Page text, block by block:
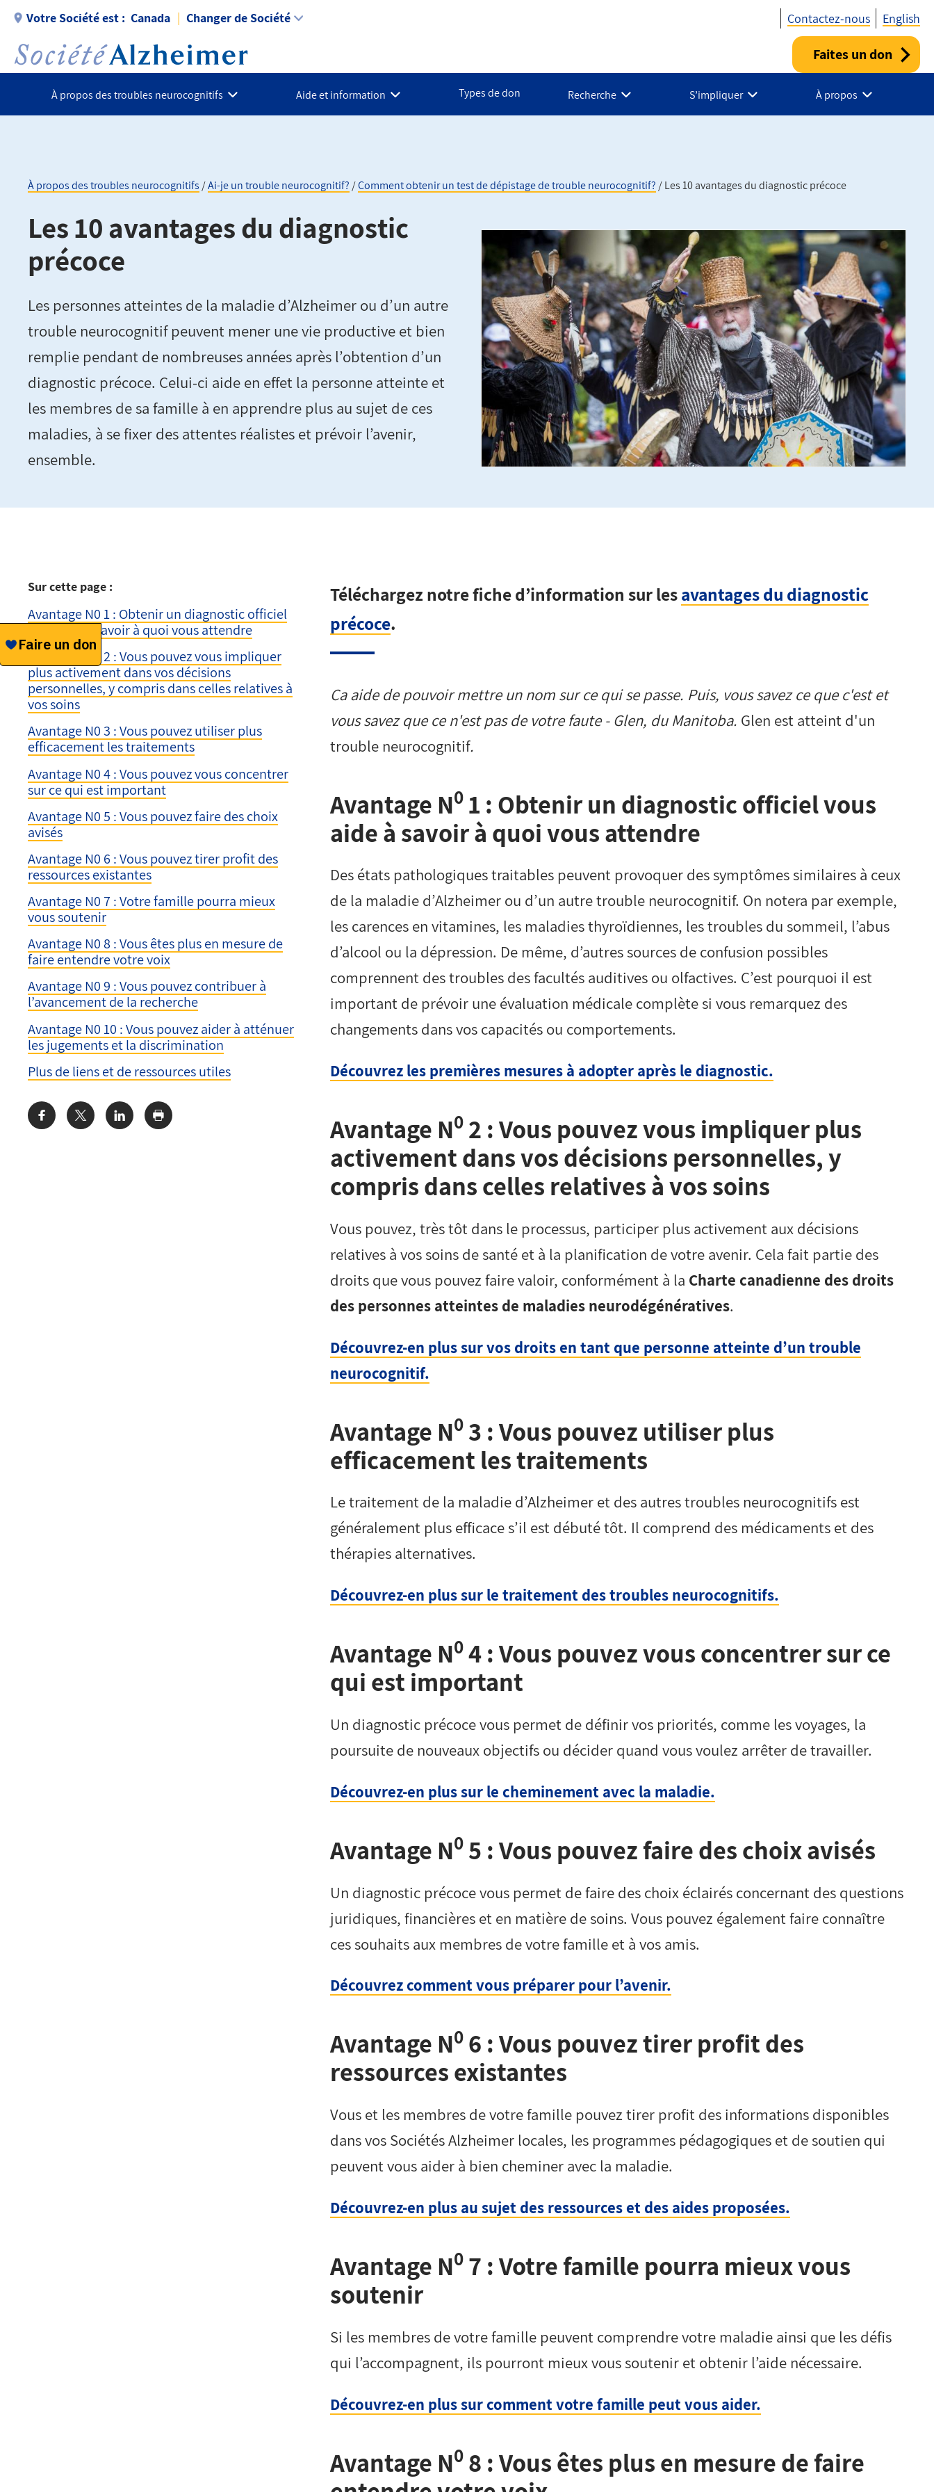
contenu
principal
Votre Société est : Canada Changer de Société
Utility
Fr
Canada
Contactez-nous English
Faites un don
À propos des troubles neurocognitifs Aide et information Types de don Recherche S’impliquer À propos
Fil
d'Ariane
À propos des troubles neurocognitifs Ai-je un trouble neurocognitif? Comment obtenir un test de dépistage de trouble neurocognitif? Les 10 avantages du diagnostic précoce
Les 10 avantages du diagnostic
précoce
Les personnes atteintes de la maladie d’Alzheimer ou d’un autre
trouble neurocognitif peuvent mener une vie productive et bien
remplie pendant de nombreuses années après l’obtention d’un
diagnostic précoce. Celui-ci aide en effet la personne atteinte et
les membres de sa famille à en apprendre plus au sujet de ces
maladies, à se fixer des attentes réalistes et prévoir l’avenir,
ensemble.
Téléchargez notre fiche d’information sur lesavantages du diagnostic
précoce.
Ça aide de pouvoir mettre un nom sur ce qui se passe. Puis, vous savez ce que c'est et
vous savez que ce n'est pas de votre faute - Glen, du Manitoba. Glen est atteint d'un
trouble neurocognitif.
Avantage N0 1 : Obtenir un diagnostic officiel vous
aide à savoir à quoi vous attendre
Des états pathologiques traitables peuvent provoquer des symptômes similaires à ceux
de la maladie d’Alzheimer ou d’un autre trouble neurocognitif. On notera par exemple,
les carences en vitamines, les maladies thyroïdiennes, les troubles du sommeil, l’abus
d’alcool ou la dépression. De même, d’autres sources de confusion possibles
comprennent des troubles des facultés auditives ou olfactives. C’est pourquoi il est
important de prévoir une évaluation médicale complète si vous remarquez des
changements dans vos capacités ou comportements.
Découvrez les premières mesures à adopter après le diagnostic.
Avantage N0 2 : Vous pouvez vous impliquer plus
activement dans vos décisions personnelles, y
compris dans celles relatives à vos soins
Vous pouvez, très tôt dans le processus, participer plus activement aux décisions
relatives à vos soins de santé et à la planification de votre avenir. Cela fait partie des
droits que vous pouvez faire valoir, conformément à la Charte canadienne des droits
des personnes atteintes de maladies neurodégénératives.
Découvrez-en plus sur vos droits en tant que personne atteinte d’un trouble
neurocognitif.
Avantage N0 3 : Vous pouvez utiliser plus
efficacement les traitements
Le traitement de la maladie d’Alzheimer et des autres troubles neurocognitifs est
généralement plus efficace s’il est débuté tôt. Il comprend des médicaments et des
thérapies alternatives.
Découvrez-en plus sur le traitement des troubles neurocognitifs.
Avantage N04 : Vous pouvez vous concentrer sur ce
qui est important
Un diagnostic précoce vous permet de définir vos priorités, comme les voyages, la
poursuite de nouveaux objectifs ou décider quand vous voulez arrêter de travailler.
Découvrez-en plus sur le cheminement avec la maladie.
Avantage N0 5 : Vous pouvez faire des choix avisés
Un diagnostic précoce vous permet de faire des choix éclairés concernant des questions
juridiques, financières et en matière de soins. Vous pouvez également faire connaître
ces souhaits aux membres de votre famille et à vos amis.
Découvrez comment vous préparer pour l’avenir.
Avantage N0 6 : Vous pouvez tirer profit des
ressources existantes
Vous et les membres de votre famille pouvez tirer profit des informations disponibles
dans vos Sociétés Alzheimer locales, les programmes pédagogiques et de soutien qui
peuvent vous aider à bien cheminer avec la maladie.
Découvrez-en plus au sujet des ressources et des aides proposées.
Avantage N0 7 : Votre famille pourra mieux vous
soutenir
Si les membres de votre famille peuvent comprendre votre maladie ainsi que les défis
qui l’accompagnent, ils pourront mieux vous soutenir et obtenir l’aide nécessaire.
Découvrez-en plus sur comment votre famille peut vous aider.
Avantage N0 8 : Vous êtes plus en mesure de faire
Sur cette page :
Avantage N0 1 : Obtenir un diagnostic officiel
vous aide à savoir à quoi vous attendre
Avantage N0 2 : Vous pouvez vous impliquer
plus activement dans vos décisions
personnelles, y compris dans celles relatives à
vos soins
Avantage N0 3 : Vous pouvez utiliser plus
efficacement les traitements
Avantage N0 4 : Vous pouvez vous concentrer
sur ce qui est important
Avantage N0 5 : Vous pouvez faire des choix
avisés
Avantage N0 6 : Vous pouvez tirer profit des
ressources existantes
Avantage N0 7 : Votre famille pourra mieux
vous soutenir
Avantage N0 8 : Vous êtes plus en mesure de
faire entendre votre voix
Avantage N0 9 : Vous pouvez contribuer à
l’avancement de la recherche
Avantage N0 10 : Vous pouvez aider à atténuer
les jugements et la discrimination
Plus de liens et de ressources utiles
Share: